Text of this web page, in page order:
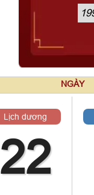
NGÀY
Lịch dương
22